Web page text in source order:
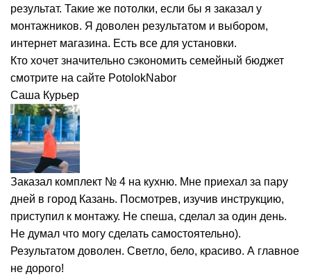
результат. Такие же потолки, если бы я заказал у
монтажников. Я доволен результатом и выбором,
интернет магазина. Есть все для установки.
Кто хочет значительно сэкономить семейный бюджет
смотрите на сайте PotolokNabor
Саша Курьер
Заказал комплект № 4 на кухню. Мне приехал за пару
дней в город Казань. Посмотрев, изучив инструкцию,
приступил к монтажу. Не спеша, сделал за один день.
Не думал что могу сделать самостоятельно).
Результатом доволен. Светло, бело, красиво. А главное
не дорого!